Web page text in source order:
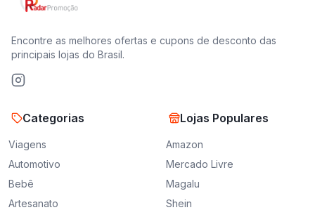
Encontre as melhores ofertas e cupons de desconto das
principais lojas do Brasil.
Categorias
Viagens
Automotivo
Bebê
Artesanato
Lojas Populares
Amazon
Mercado Livre
Magalu
Shein